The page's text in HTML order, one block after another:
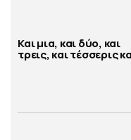
Και μια, και δύο, και
τρεις, και τέσσερις